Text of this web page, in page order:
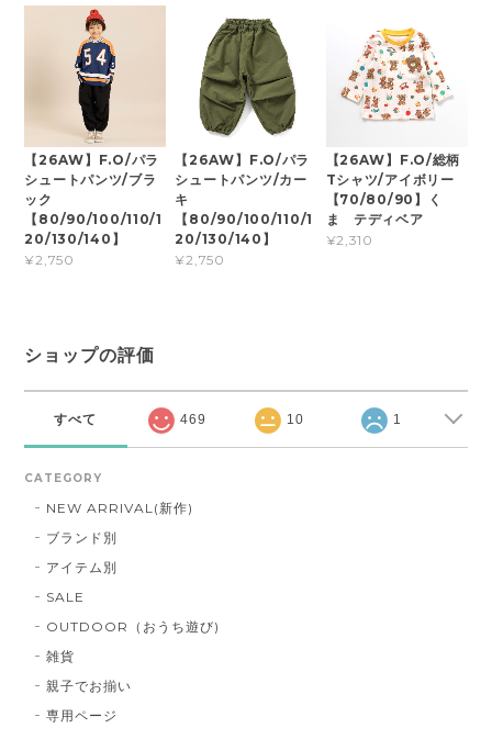
【26AW】F.O/パラ
シュートパンツ/ブラ
ック
【80/90/100/110/1
20/130/140】
¥2,750
【26AW】F.O/パラ
シュートパンツ/カー
キ
【80/90/100/110/1
20/130/140】
¥2,750
【26AW】F.O/総柄
Tシャツ/アイボリー
【70/80/90】く
ま テディベア
¥2,310
ショップの評価
すべて 469 10 1
CATEGORY
NEW ARRIVAL(新作)
ブランド別
アイテム別
SALE
OUTDOOR（おうち遊び)
雑貨
親子でお揃い
専用ページ